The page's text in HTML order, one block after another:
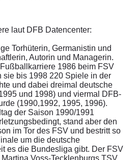
laut DFB Datencenter:
Torhüterin, Germanistin und
Autorin und Managerin.
1986 beim FSV
sie bis 1998 220 Spiele in der
und dabei dreimal deutsche
und 1998) und viermal DFB-
(1990,1992, 1995, 1996).
der Saison 1990/1991
stand aber den
im Tor des FSV und bestritt so
um die deutsche
es die Bundesliga gibt. Der FSV
Voss-Tecklenburgs TSV